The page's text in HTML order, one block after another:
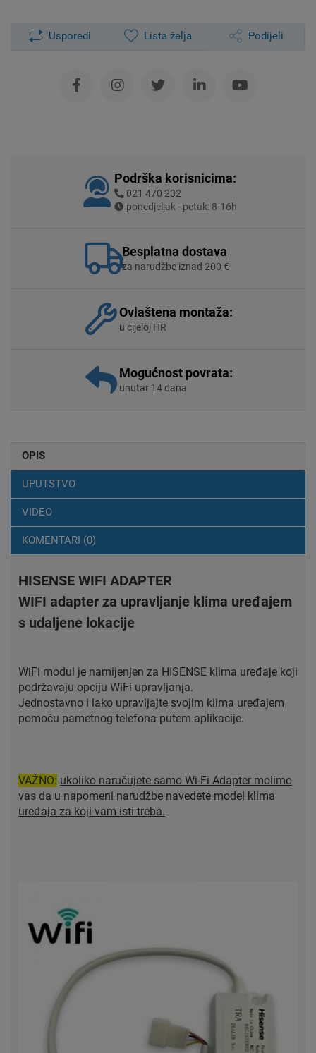
Usporedi Lista želja Podijeli
Podrška korisnicima:
021 470 232
ponedjeljak - petak: 8-16h
Besplatna dostava
za narudžbe iznad 200 €
Ovlaštena montaža:
u cijeloj HR
Mogućnost povrata:
unutar 14 dana
OPIS
UPUTSTVO
VIDEO
KOMENTARI (0)
HISENSE WIFI ADAPTER
WIFI adapter za upravljanje klima uređajem
s udaljene lokacije
WiFi modul je namijenjen za HISENSE klima uređaje koji
podržavaju opciju WiFi upravljanja.
Jednostavno i lako upravljajte svojim klima uređajem
pomoću pametnog telefona putem aplikacije.
VAŽNO: ukoliko naručujete samo Wi-Fi Adapter molimo
vas da u napomeni narudžbe navedete model klima
uređaja za koji vam isti treba.